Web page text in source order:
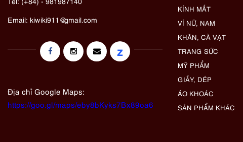
Email: kiwiki911@gmail.com
z
Địa chỉ Google Maps:
https://goo.gl/maps/eby8bKyks7Bx89oa6
KÍNH MẮT
VÍ NỮ, NAM
KHĂN, CÀ VẠT
TRANG SỨC
MỸ PHẨM
GIẦY, DÉP
ÁO KHOÁC
SẢN PHẨM KHÁC